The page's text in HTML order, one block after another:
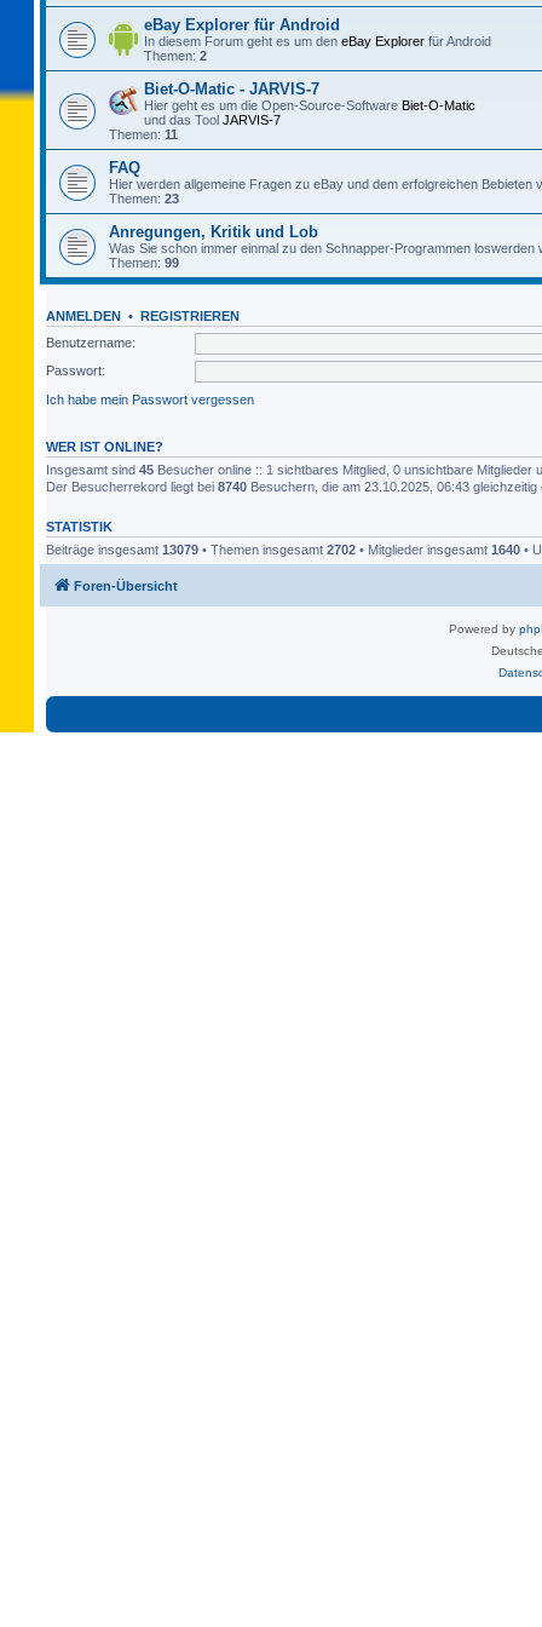
eBay Explorer für Android
In diesem Forum geht es um den eBay Explorer für Android
Themen: 2
Biet-O-Matic - JARVIS-7
Hier geht es um die Open-Source-Software Biet-O-Matic
und das Tool JARVIS-7
Themen: 11
FAQ
Hier werden allgemeine Fragen zu eBay und dem erfolgreichen Bebieten
Themen: 23
Anregungen, Kritik und Lob
Was Sie schon immer einmal zu den Schnapper-Programmen loswerden
Themen: 99
ANMELDEN • REGISTRIEREN
Benutzername:
Passwort:
Ich habe mein Passwort vergessen
WER IST ONLINE?
Insgesamt sind 45 Besucher online :: 1 sichtbares Mitglied, 0 unsichtbare
Der Besucherrekord liegt bei 8740 Besuchern, die am 23.10.2025, 06:43 gleichzeitig
STATISTIK
Beiträge insgesamt 13079 • Themen insgesamt 2702 • Mitglieder insgesamt 1640 •
Foren-Übersicht
Powered by